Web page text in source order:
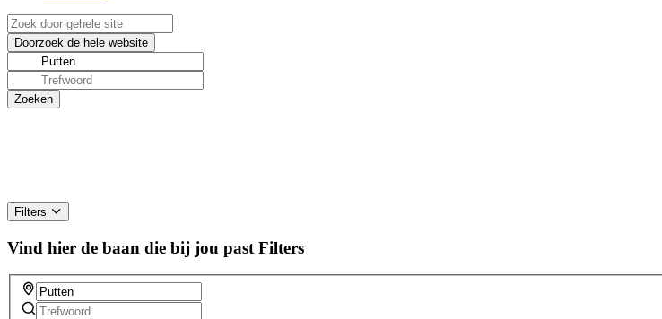
Filters
Vind hier de baan die bij jou past Filters